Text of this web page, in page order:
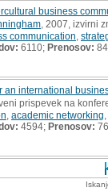
business
, 2007, izvirni
communication
6110; Prenosov: 84
an international
prispevek na
academic networking
4594; Prenosov: 76